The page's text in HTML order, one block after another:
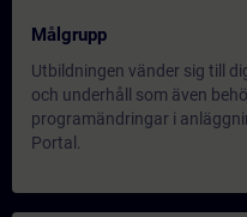
Målgrupp
Utbildningen vänder sig till
och underhåll som även
programändringar i
Portal.